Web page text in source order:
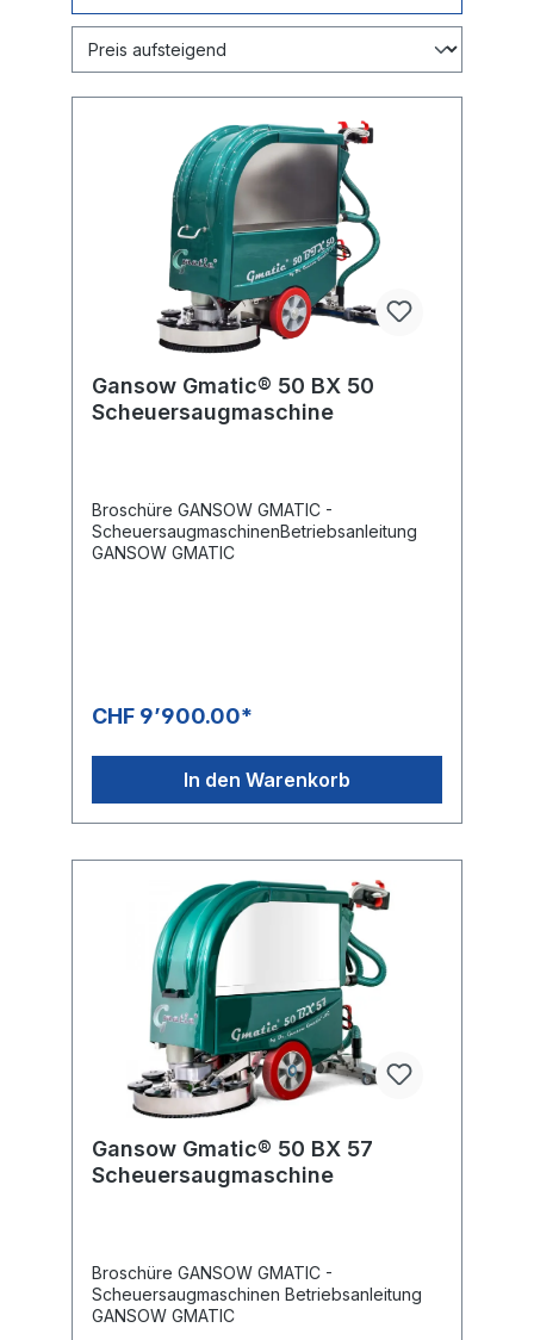
Gansow Gmatic® 50 BX 50
Scheuersaugmaschine
Broschüre GANSOW GMATIC -
ScheuersaugmaschinenBetriebsanleitung
GANSOW GMATIC
CHF 9’900.00*
In den Warenkorb
Gansow Gmatic® 50 BX 57
Scheuersaugmaschine
Broschüre GANSOW GMATIC -
Scheuersaugmaschinen Betriebsanleitung
GANSOW GMATIC